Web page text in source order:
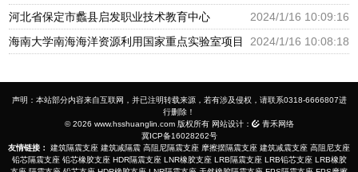
河北省保定市蠡县启发职业技术教育中心
2024/1/16 10:09:16
海南大学南海海洋资源利用国家重点实验室项目
2024/1/16 10:08:18
声明：本站部分内容来自互联网，并已注明转载来源，若有涉及侵权，请联系0318-6666807进
行删除！
© 2026 www.hsshuanglin.com 版权所有 网站设计：
青禾网络
冀ICP备16028262号
友情链接：
建筑隔震支座 建筑减隔震 高阻尼隔震支座 摩擦摆隔震支座 建筑减震支座 高阻尼支座
铅芯隔震支座 铅芯橡胶支座 HDR隔震支座 LNR橡胶支座 LRB隔震支座 LRB铅芯支座 LRB橡胶